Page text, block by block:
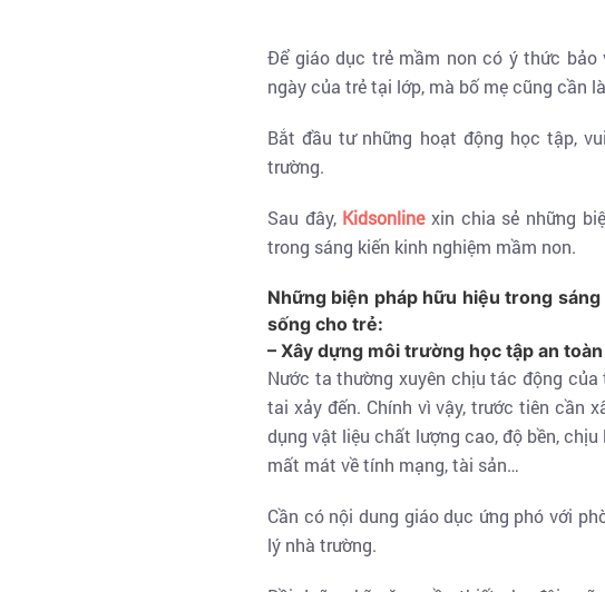
Để giáo dục trẻ mầm non có ý thức bảo
ngày của trẻ tại lớp, mà bố mẹ cũng cần
Bắt đầu tư những hoạt động học tập,
trường.
Sau đây, Kidsonlinexin chia sẻ những
trong sáng kiến kinh nghiệm mầm non.
Những biện pháp hữu hiệu trong
sống cho trẻ:
– Xây dựng môi trường học tập an
Nước ta thường xuyên chịu tác động
tai xảy đến. Chính vì vậy, trước tiên cần
dụng vật liệu chất lượng cao, độ bền,
mất mát về tính mạng, tài sản…
Cần có nội dung giáo dục ứng phó với
lý nhà trường.